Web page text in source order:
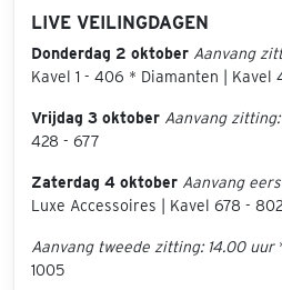
LIVE VEILINGDAGEN
Donderdag 2 oktober Aanvang
Kavel 1 - 406 * Diamanten | Kavel
Vrijdag 3 oktober Aanvang
428 - 677
Zaterdag 4 oktober Aanvang
Luxe Accessoires | Kavel 678 - 802
Aanvang tweede zitting: 14.00 uur
1005